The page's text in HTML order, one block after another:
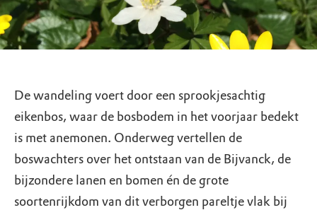
De wandeling voert door een sprookjesachtig
eikenbos, waar de bosbodem in het voorjaar bedekt
is met anemonen. Onderweg vertellen de
boswachters over het ontstaan van de Bijvanck, de
bijzondere lanen en bomen én de grote
soortenrijkdom van dit verborgen pareltje vlak bij